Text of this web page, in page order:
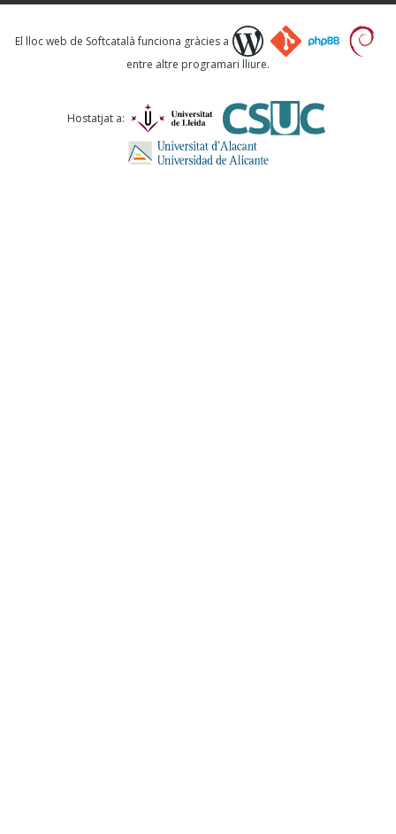
Què proposeu?
Comentari *
El lloc web de Softcatalà funciona gràcies a
entre altre programari lliure.
Hostatjat a: